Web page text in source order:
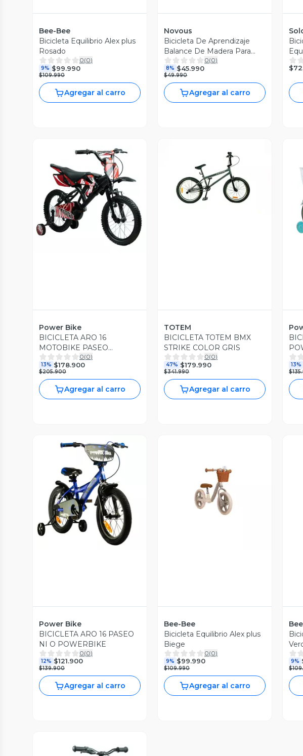
Bee-Bee
Bicicleta Equilibrio Alex plus
Rosado
0(0)
9% $99.990
$109.990
Agregar al carro
Novous
Bicicleta De Aprendizaje
Balance De Madera Para
Ninas Unickawai
0(0)
8% $45.990
$49.990
Agregar al carro
Vista Previa
Power Bike
BICICLETA ARO 16
MOTOBIKE PASEO
POWERBIKE
0(0)
13% $178.900
$205.900
Agregar al carro
Vista Previa
TOTEM
BICICLETA TOTEM BMX
STRIKE COLOR GRIS
0(0)
47% $179.990
$341.990
Agregar al carro
13%
Vista Previa
Power Bike
BICICLETA ARO 16 PASEO
NI O POWERBIKE
0(0)
12% $121.900
$139.900
Agregar al carro
Vista Previa
Bee-Bee
Bicicleta Equilibrio Alex plus
Biege
0(0)
9% $99.990
$109.990
Agregar al carro
9%